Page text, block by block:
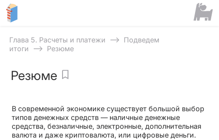
Глава 5. Расчеты и платежи ⟶ Подведем
итоги
⟶ Резюме
Резюме
В современной экономике существует большой выбор
типов денежных средств — наличные денежные
средства, безналичные, электронные, дополнительная
валюта и даже криптовалюта, или цифровые деньги.